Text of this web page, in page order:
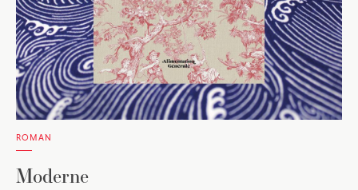
ROMAN
Moderne